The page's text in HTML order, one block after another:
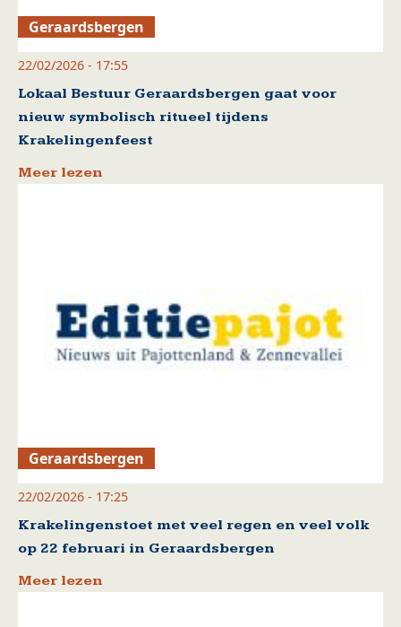
Geraardsbergen
22/02/2026 - 17:55
Lokaal Bestuur Geraardsbergen gaat voor
nieuw symbolisch ritueel tijdens
Krakelingenfeest
Meer lezen
Geraardsbergen
22/02/2026 - 17:25
Krakelingenstoet met veel regen en veel volk
op 22 februari in Geraardsbergen
Meer lezen